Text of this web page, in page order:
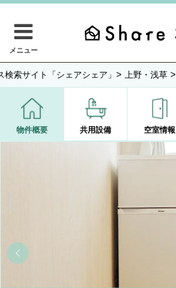
メニュー
検索サイト「シェアシェア」 > 上野・浅草 >
物件概要 共用設備 空室情報